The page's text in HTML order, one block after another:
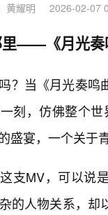
黄耀明 2026-02-07
里——《月光奏
？当《月光奏鸣
刻，仿佛整个
盛宴，一个关于
支MV，可以说
的人物关系，